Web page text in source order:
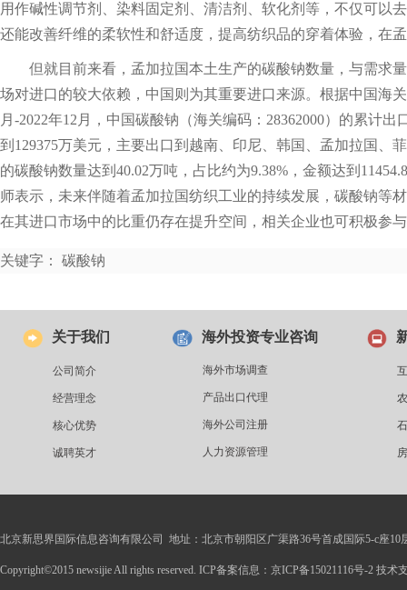
用作碱性调节剂、染料固定剂、清洁剂、软化剂等，不仅可以
还能改善纤维的柔软性和舒适度，提高纺织品的穿着体验，在
但就目前来看，孟加拉国本土生产的碳酸钠数量，与需求
场对进口的较大依赖，中国则为其重要进口来源。根据中国海
月-2022年12月，中国碳酸钠（海关编码：28362000）的累计
到129375万美元，主要出口到越南、印尼、韩国、孟加拉国、
的碳酸钠数量达到40.02万吨，占比约为9.38%，金额达到
师表示，未来伴随着孟加拉国纺织工业的持续发展，碳酸钠等
在其进口市场中的比重仍存在提升空间，相关企业也可积极参
关键字： 碳酸钠
关于我们
公司简介
经营理念
核心优势
诚聘英才
海外投资专业咨询
海外市场调查
产品出口代理
海外公司注册
人力资源管理
北京新思界国际信息咨询有限公司 地址：北京市朝阳区广渠路36号首成国际5-c座10
Copyright©2015 newsijie All rights reserved. ICP备案信息：京ICP备15021116号-2 技术